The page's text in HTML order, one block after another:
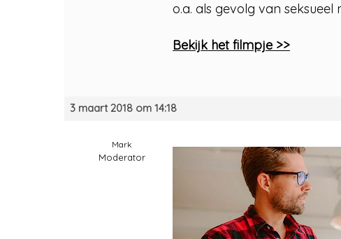
o.a. als gevolg van seksueel
Bekijk het filmpje >>
3 maart 2018 om 14:18
Mark
Moderator